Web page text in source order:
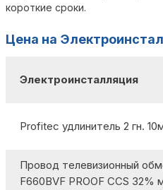
короткие сроки.
Цена на
Электроинсталляция
Profitec удлинитель 2 гн.
Провод телевизионный
F660BVF PROOF CCS 32%